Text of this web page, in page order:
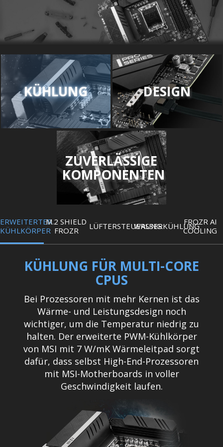
KÜHLUNG DESIGN
ZUVERLÄSSIGE
KOMPONENTEN
ERWEITERTER
KÜHLKÖRPER
M.2 SHIELD
FROZR
LÜFTERSTEUERUNGWASSERKÜHLUNGFROZR AI
COOLING
KÜHLUNG FÜR MULTI-CORE
CPUS
Bei Prozessoren mit mehr Kernen ist das
Wärme- und Leistungsdesign noch
wichtiger, um die Temperatur niedrig zu
halten. Der erweiterte PWM-Kühlkörper
von MSI mit 7 W/mK Wärmeleitpad sorgt
dafür, dass selbst High-End-Prozessoren
mit MSI-Motherboards in voller
Geschwindigkeit laufen.